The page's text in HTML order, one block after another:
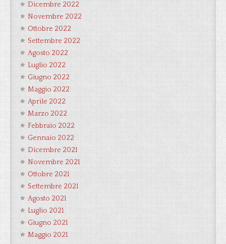
Dicembre 2022
Novembre 2022
Ottobre 2022
Settembre 2022
Agosto 2022
Luglio 2022
Giugno 2022
Maggio 2022
Aprile 2022
Marzo 2022
Febbraio 2022
Gennaio 2022
Dicembre 2021
Novembre 2021
Ottobre 2021
Settembre 2021
Agosto 2021
Luglio 2021
Giugno 2021
Maggio 2021